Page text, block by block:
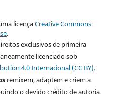
licençaCreative Commons
.
exclusivos de primeira
licenciado sob
4.0 Internacional (CC BY).
remixem, adaptem e criem a
o devido crédito de autoria